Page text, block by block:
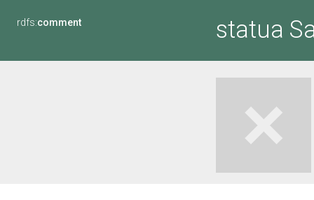
rdfs:comment statua